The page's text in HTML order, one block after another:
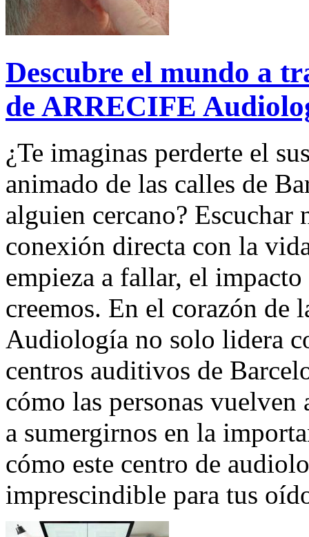
Descubre el mundo a
de ARRECIFE
¿Te imaginas perderte el
animado de las calles de
alguien cercano? Escuchar
conexión directa con la
empieza a fallar, el
creemos. En el corazón
Audiología no solo lidera
centros auditivos de
cómo las personas
a sumergirnos en la
cómo este centro de
imprescindible para tus